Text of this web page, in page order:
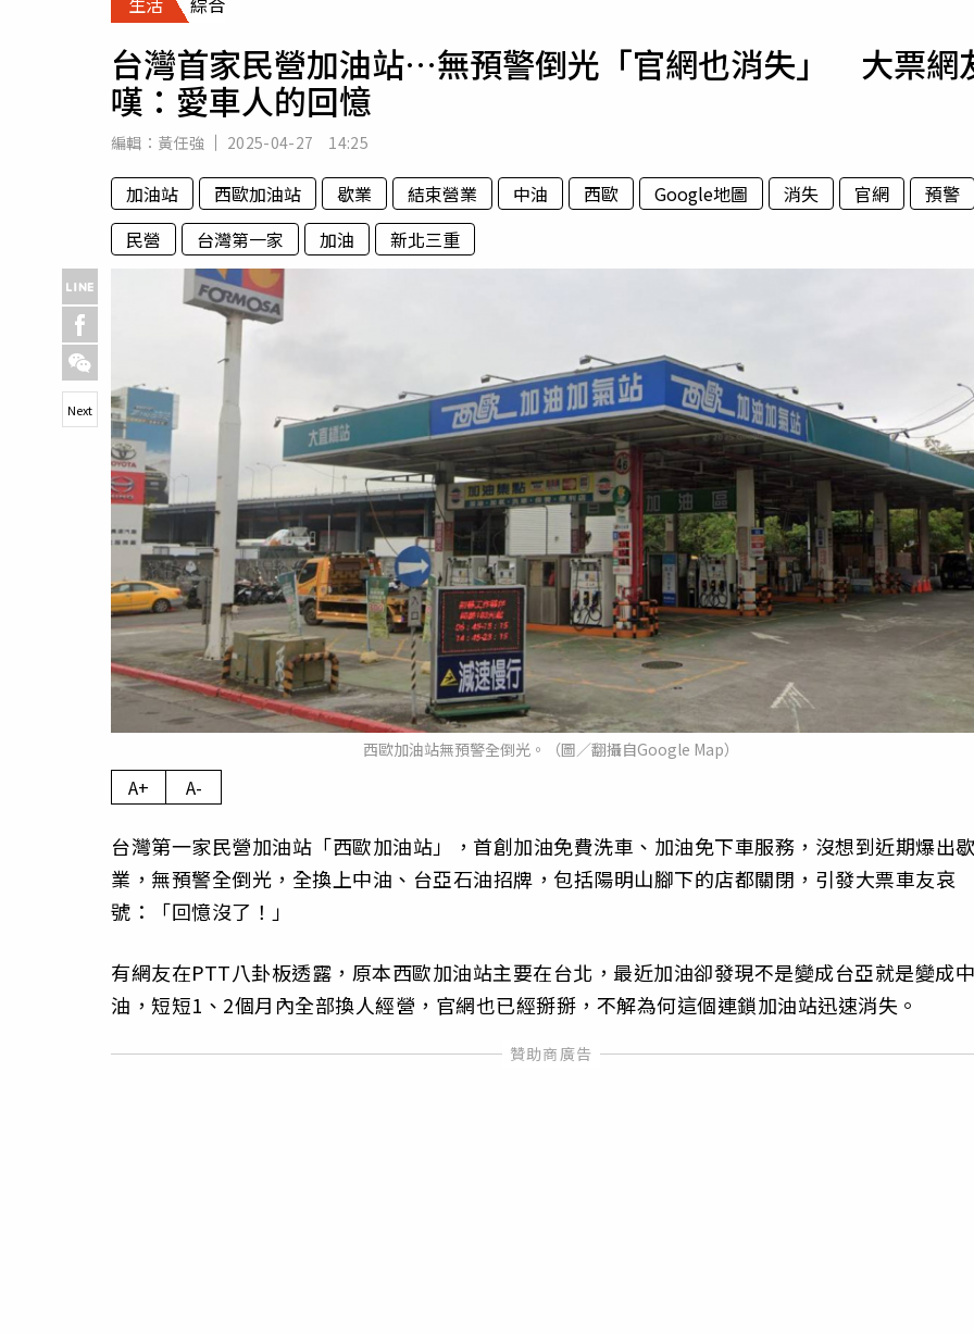
專欄
房產新勢力
運勢
台灣首家民營加油站…無預警倒光「官網也消失」 大票網
嘆：愛車人的回憶
編輯： 黃任強 2025-04-27 14:25
加油站 西歐加油站 歇業 結束營業 中油 西歐 Google地圖 消失 官網
預警
民營
台灣第一家 加油 新北三重
西歐加油站無預警全倒光。（圖／翻攝自Google Map）
Next
A+ A-
台灣第一家民營加油站「西歐加油站」，首創加油免費洗車、加油免下車服務，沒想到近期爆出
業，無預警全倒光，全換上中油、台亞石油招牌，包括陽明山腳下的店都關閉，引發大票車友哀
號：「回憶沒了！」
有網友在PTT八卦板透露，原本西歐加油站主要在台北，最近加油卻發現不是變成台亞就是變成中
油，短短1、2個月內全部換人經營，官網也已經掰掰，不解為何這個連鎖加油站迅速消失。